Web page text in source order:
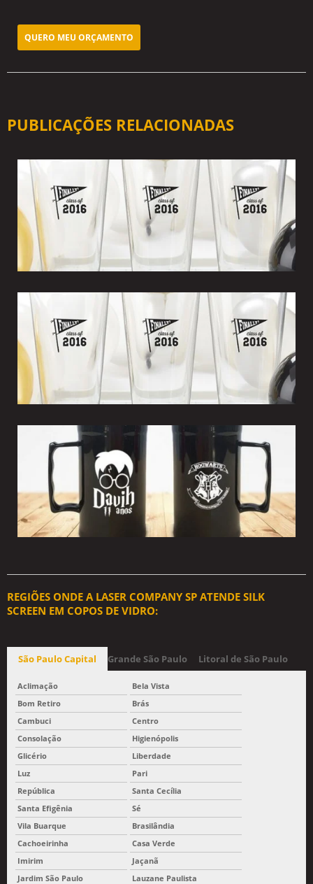
QUERO MEU ORÇAMENTO
PUBLICAÇÕES RELACIONADAS
REGIÕES ONDE A LASER COMPANY SP ATENDE SILK
SCREEN EM COPOS DE VIDRO:
São Paulo Capital Grande São Paulo Litoral de São Paulo
Aclimação
Bela Vista
Bom Retiro
Brás
Cambuci
Centro
Consolação
Higienópolis
Glicério
Liberdade
Luz
Pari
República
Santa Cecília
Santa Efigênia
Sé
Vila Buarque
Brasilândia
Cachoeirinha
Casa Verde
Imirim
Jaçanã
Jardim São Paulo
Lauzane Paulista